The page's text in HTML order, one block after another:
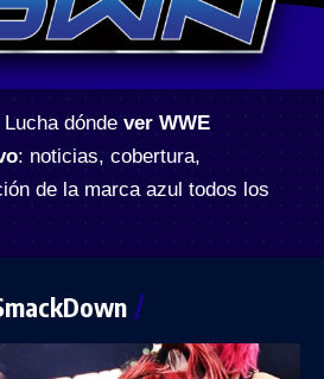
dónde ver WWE
: noticias, cobertura,
de la marca azul todos los